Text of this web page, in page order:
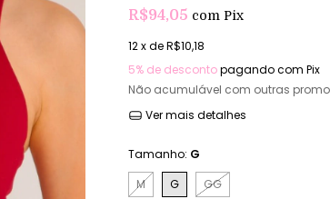
R$94,05 com Pix
12x deR$10,18
5% de descontopagando com Pix
Não acumulável com outras
Ver mais detalhes
Tamanho: G
M
G GG